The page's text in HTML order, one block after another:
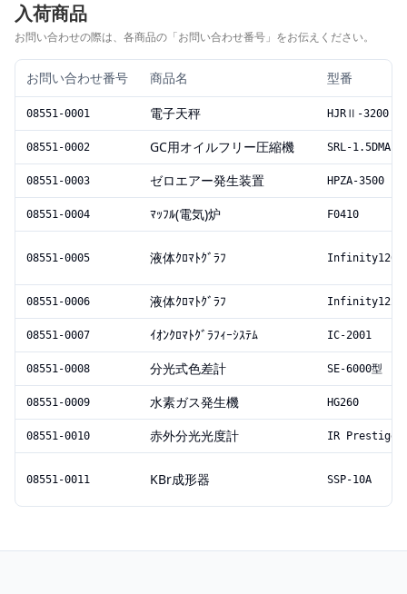
入荷商品
お問い合わせの際は、各商品の「お問い合わせ番号」をお伝えください。
お問い合わせ番号 商品名 型番
08551-0001 電子天秤 HJRⅡ-3200
08551-0002 GC用オイルフリー圧縮機 SRL-1.5DMA
08551-0003 ゼロエアー発生装置 HPZA-3500
08551-0004 ﾏｯﾌﾙ(電気)炉 F0410
08551-0005 液体ｸﾛﾏﾄｸﾞﾗﾌ Infinity1260
08551-0006 液体ｸﾛﾏﾄｸﾞﾗﾌ Infinity1220
08551-0007 ｲｵﾝｸﾛﾏﾄｸﾞﾗﾌｨｰｼｽﾃﾑ IC-2001
08551-0008 分光式色差計 SE-6000型
08551-0009 水素ガス発生機 HG260
08551-0010 赤外分光光度計 IR
08551-0011 KBr成形器 SSP-10A